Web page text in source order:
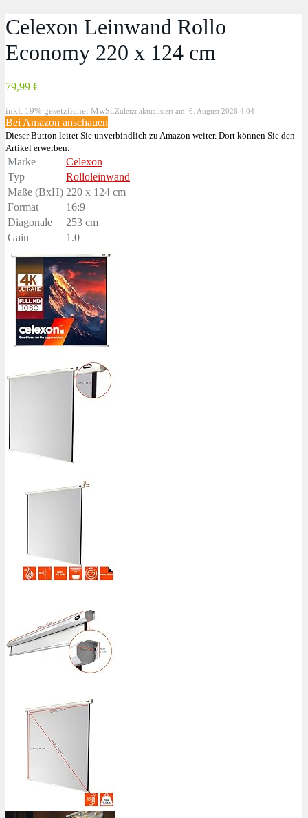
Celexon Leinwand Rollo
Economy 220 x 124 cm
79,99 €
inkl. 19% gesetzlicher MwSt. Zuletzt aktualisiert am: 6. August 2026 4:04
Bei Amazon anschauen
Dieser Button leitet Sie unverbindlich zu Amazon weiter. Dort können Sie den
Artikel erwerben.
Marke
Celexon
Typ
Rolloleinwand
Maße (BxH) 220 x 124 cm
Format
16:9
Diagonale
253 cm
Gain
1.0